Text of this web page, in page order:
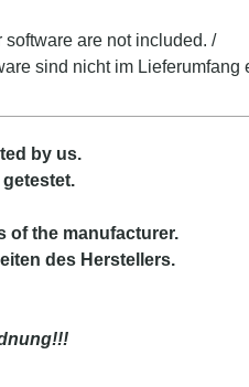
software are not included. /
sind nicht im Lieferumfang
by us.
of the manufacturer.
des Herstellers.